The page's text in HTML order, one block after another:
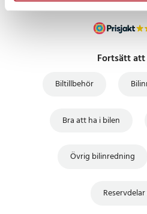
Fortsätt
Biltillbehör
Bra att ha i bilen
Övrig bilinredning